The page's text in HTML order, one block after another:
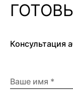
Консультация